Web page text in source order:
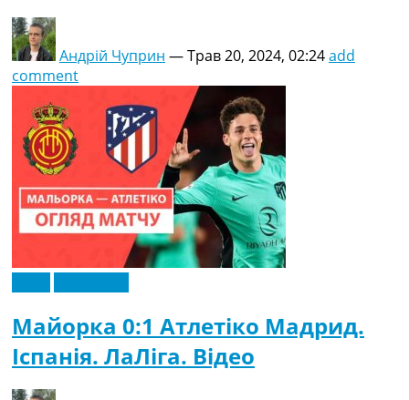
Андрій Чуприн —Трав 20, 2024, 02:24add
comment
Майорка 0:1 Атлетіко Мадрид.
Іспанія. ЛаЛіга. Відео